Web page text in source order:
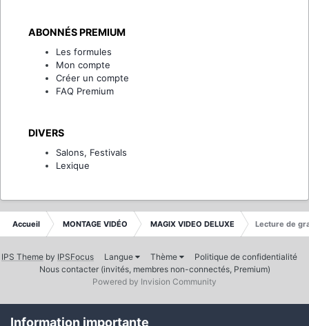
ABONNÉS PREMIUM
Les formules
Mon compte
Créer un compte
FAQ Premium
DIVERS
Salons, Festivals
Lexique
Accueil MONTAGE VIDÉO MAGIX VIDEO DELUXE Lecture de
IPS Theme by IPSFocus Langue Thème
Politique de confidentialité
Nous contacter (invités, membres non-connectés, Premium)
Powered by Invision Community
Information importante